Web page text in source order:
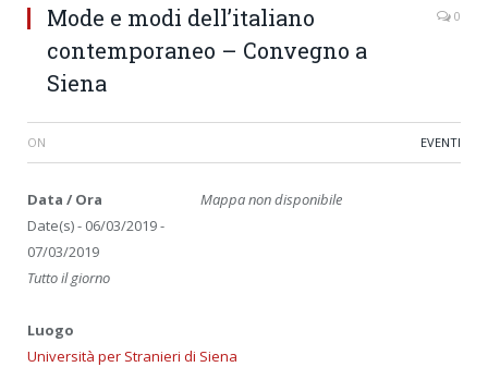
Mode e modi dell’italiano
contemporaneo – Convegno a
Siena
0
ON EVENTI
Mappa non disponibile
Data / Ora
Date(s) - 06/03/2019 -
07/03/2019
Tutto il giorno
Luogo
Università per Stranieri di Siena